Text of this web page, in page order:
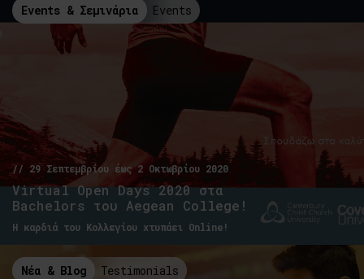
Events & Σεμινάρια Events
// 29 Σεπτεμβρίου έως 2 Οκτωβρίου 2020
Virtual Open Days 2020 στα
Bachelors του Aegean College!
Η καρδιά του Κολλεγίου χτυπάει Online!
Νέα & Blog Testimonials